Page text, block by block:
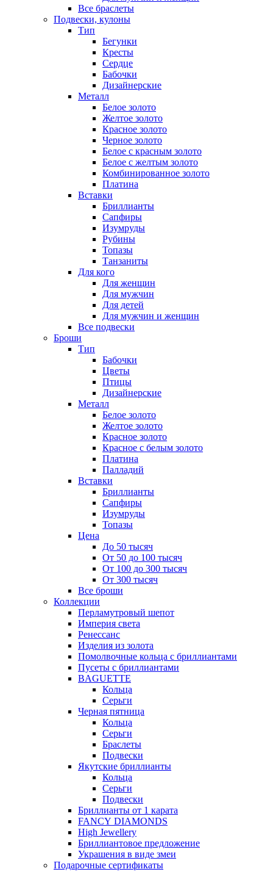
Все браслеты
Подвески, кулоны
Тип
Бегунки
Кресты
Сердце
Бабочки
Дизайнерские
Металл
Белое золото
Желтое золото
Красное золото
Черное золото
Белое с красным золото
Белое с желтым золото
Комбинированное золото
Платина
Вставки
Бриллианты
Сапфиры
Изумруды
Рубины
Топазы
Танзаниты
Для кого
Для женщин
Для мужчин
Для детей
Для мужчин и женщин
Все подвески
Броши
Тип
Бабочки
Цветы
Птицы
Дизайнерские
Металл
Белое золото
Желтое золото
Красное золото
Красное с белым золото
Платина
Палладий
Вставки
Бриллианты
Сапфиры
Изумруды
Топазы
Цена
До 50 тысяч
От 50 до 100 тысяч
От 100 до 300 тысяч
От 300 тысяч
Все броши
Коллекции
Перламутровый шепот
Империя света
Ренессанс
Изделия из золота
Помолвочные кольца с бриллиантами
Пусеты с бриллиантами
BAGUETTE
Кольца
Серьги
Черная пятница
Кольца
Серьги
Браслеты
Подвески
Якутские бриллианты
Кольца
Серьги
Подвески
Бриллианты от 1 карата
FANCY DIAMONDS
High Jewellery
Бриллиантовое предложение
Украшения в виде змеи
Подарочные сертификаты